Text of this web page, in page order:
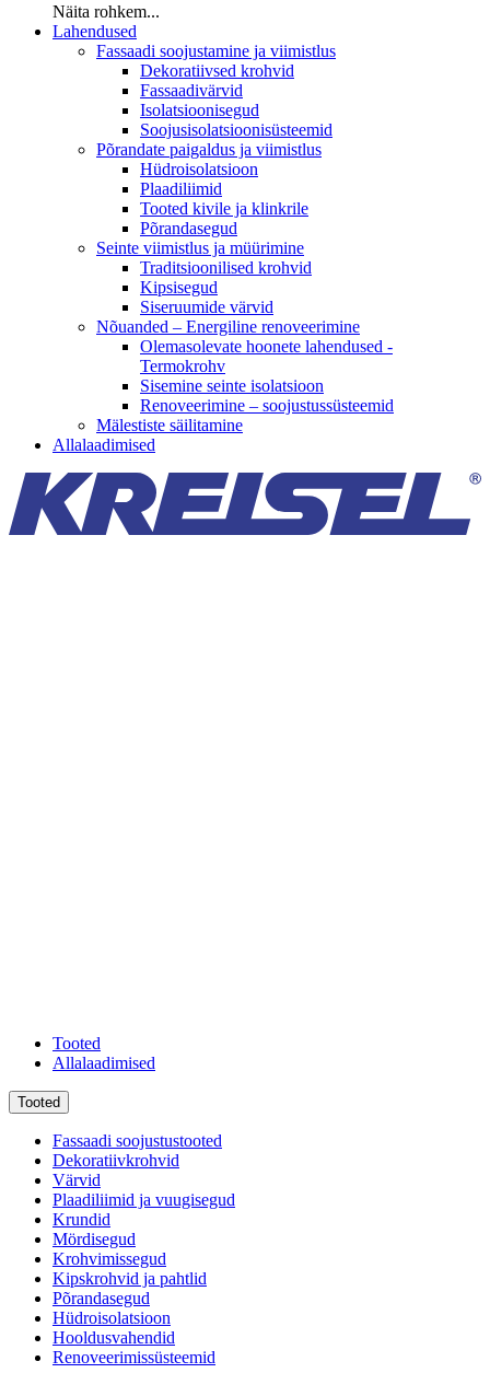
Näita rohkem...
Lahendused
Fassaadi soojustamine ja viimistlus
Dekoratiivsed krohvid
Fassaadivärvid
Isolatsioonisegud
Soojusisolatsioonisüsteemid
Põrandate paigaldus ja viimistlus
Hüdroisolatsioon
Plaadiliimid
Tooted kivile ja klinkrile
Põrandasegud
Seinte viimistlus ja müürimine
Traditsioonilised krohvid
Kipsisegud
Siseruumide värvid
Nõuanded – Energiline renoveerimine
Olemasolevate hoonete lahendused -
Termokrohv
Sisemine seinte isolatsioon
Renoveerimine – soojustussüsteemid
Mälestiste säilitamine
Allalaadimised
Tooted
Allalaadimised
Tooted
Fassaadi soojustustooted
Dekoratiivkrohvid
Värvid
Plaadiliimid ja vuugisegud
Krundid
Mördisegud
Krohvimissegud
Kipskrohvid ja pahtlid
Põrandasegud
Hüdroisolatsioon
Hooldusvahendid
Renoveerimissüsteemid